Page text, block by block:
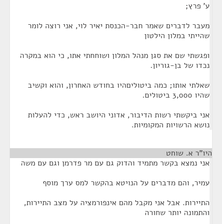
ע' פרץ;
מעבר לדברים שאמר חבר-הכנסת יאיר לוי, אני רוצה לומר
שהייתי במלון הילטון
ופגשתי שם את סגן מנהל המלון ושוחחתי אתו, כי הוא במקרה
נכדו של בן-גוריון.
שאלתי אותו; כמה ביטוליםהיו בחודש האחרון, והוא וקשיב
שהיו 3,000 ביטולים.
אני ביקשתי רשות הדיבור, אדוני היושב ראש, כדי להעלות
נושא הרשויות המקומיות.
היו"ר א. שוחט
אני נמצא בקשר מתמיד והדוק גם עם מר פדרמן וגם עם משה
עמיר, והם מדברים על הנויטא בהקשר למס ערך מוסף
התיירות. אבל אני מקבל מהם אינפורמציה על מצב התיירות,
והתמונה יותר שחורה